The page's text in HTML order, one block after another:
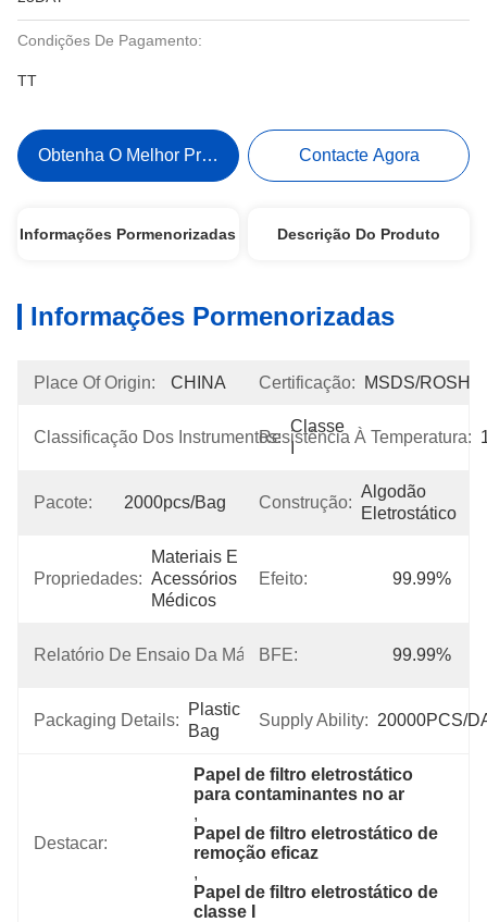
Condições De Pagamento:
TT
Obtenha O Melhor Preço Contacte Agora
Informações Pormenorizadas Descrição Do Produto
Informações Pormenorizadas
Place Of Origin: CHINA Certificação: MSDS/ROSH
Classificação Dos Instrumentos:
Classe
I
Resistência À Temperatura:
Pacote: 2000pcs/bag Construção:
Algodão
Eletrostático
Propriedades:
Materiais E
Acessórios
Médicos
Efeito: 99.99%
Relatório De Ensaio Da Máquina:
BFE: 99.99%
Packaging Details:
Plastic
Bag
Supply Ability: 20000PCS/
Destacar:
Papel de filtro eletrostático
para contaminantes no ar
,
Papel de filtro eletrostático de
remoção eficaz
,
Papel de filtro eletrostático de
classe I